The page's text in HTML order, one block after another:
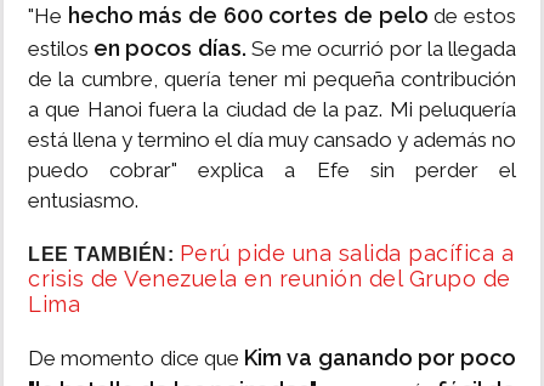
"He hecho más de 600 cortes de pelo de estos
estilos en pocos días. Se me ocurrió por la llegada
de la cumbre, quería tener mi pequeña contribución
a que Hanoi fuera la ciudad de la paz. Mi peluquería
está llena y termino el día muy cansado y además no
puedo cobrar" explica a Efe sin perder el
entusiasmo.
LEE TAMBIÉN: Perú pide una salida pacífica a
crisis de Venezuela en reunión del Grupo de
Lima
De momento dice que Kim va ganando por poco